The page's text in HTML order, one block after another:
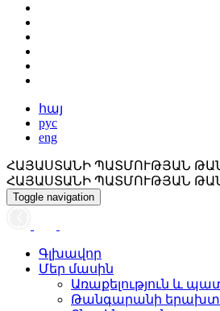
հայ
рус
eng
ՀԱՅԱՍՏԱՆԻ ՊԱՏՄՈՒԹՅԱՆ
ՀԱՅԱՍՏԱՆԻ ՊԱՏՄՈՒԹՅԱՆ
Toggle navigation
Գլխավոր
Մեր մասին
Առաքելություն և
Թանգարանի